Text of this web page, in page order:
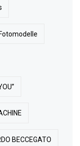
Fotomodelle
BECCEGATO